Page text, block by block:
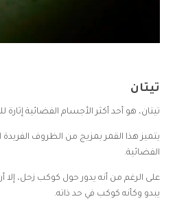
تيتان
تيتان، هو أحد أكثر الأجسام الفضائية
يتميز هذا القمر بمزيج من الظروف الفريدة
الفضائية.
على الرغم من أنه يدور حول كوكب زحل،
يبدو وكأنه كوكب في حد ذاته.